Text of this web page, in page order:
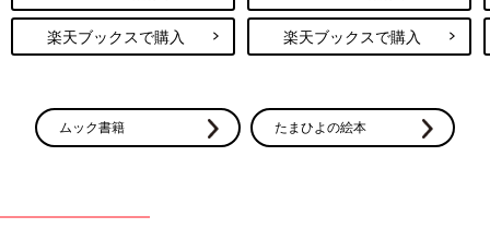
のに濃厚でたんぱく質も摂れるから、朝食やおやつにもぴった
り。
さらに空き容器を使って、いろいろ遊べます。我が家でも、工作
子どもたちがいろいろ自分で考えてよく遊んでいました。
※参考
楽天ブックスで購入 楽天ブックスで購入
ムック書籍 たまひよの絵本